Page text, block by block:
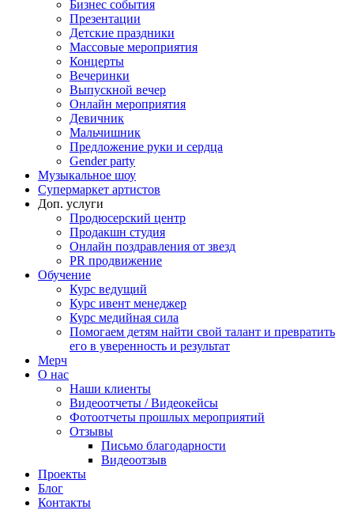
Бизнес события
Презентации
Детские праздники
Массовые мероприятия
Концерты
Вечеринки
Выпускной вечер
Онлайн мероприятия
Девичник
Мальчишник
Предложение руки и сердца
Gender party
Музыкальное шоу
Супермаркет артистов
Доп. услуги
Продюсерский центр
Продакшн студия
Онлайн поздравления от звезд
PR продвижение
Обучение
Курс ведущий
Курс ивент менеджер
Курс медийная сила
Помогаем детям найти свой талант и превратить
его в уверенность и результат
Мерч
О нас
Наши клиенты
Видеоотчеты / Видеокейсы
Фотоотчеты прошлых мероприятий
Отзывы
Письмо благодарности
Видеоотзыв
Проекты
Блог
Контакты